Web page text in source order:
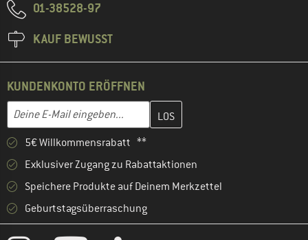
01-38528-97
KAUF BEWUSST
KUNDENKONTO ERÖFFNEN
E-Mail-Adresse
Gib hier deine E-Mail-Adresse ein und erstelle im nächsten
5€ Willkommensrabatt **
Exklusiver Zugang zu Rabattaktionen
Speichere Produkte auf Deinem Merkzettel
Geburtstagsüberraschung